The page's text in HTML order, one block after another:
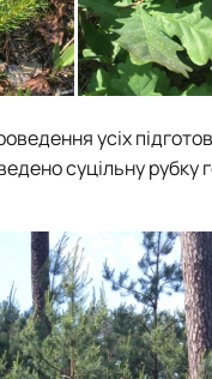
усіх
суцільну рубку